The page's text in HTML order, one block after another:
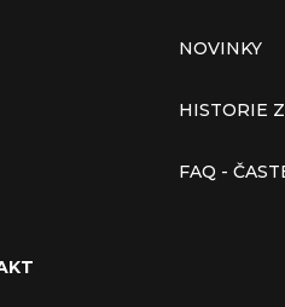
NOVINKY
HISTORIE
FAQ -